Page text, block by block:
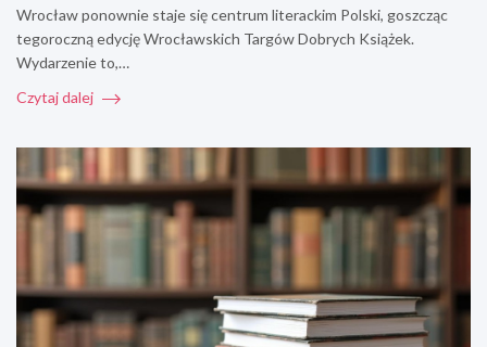
Wrocław ponownie staje się centrum literackim Polski, goszcząc
tegoroczną edycję Wrocławskich Targów Dobrych Książek.
Wydarzenie to,…
Czytaj dalej